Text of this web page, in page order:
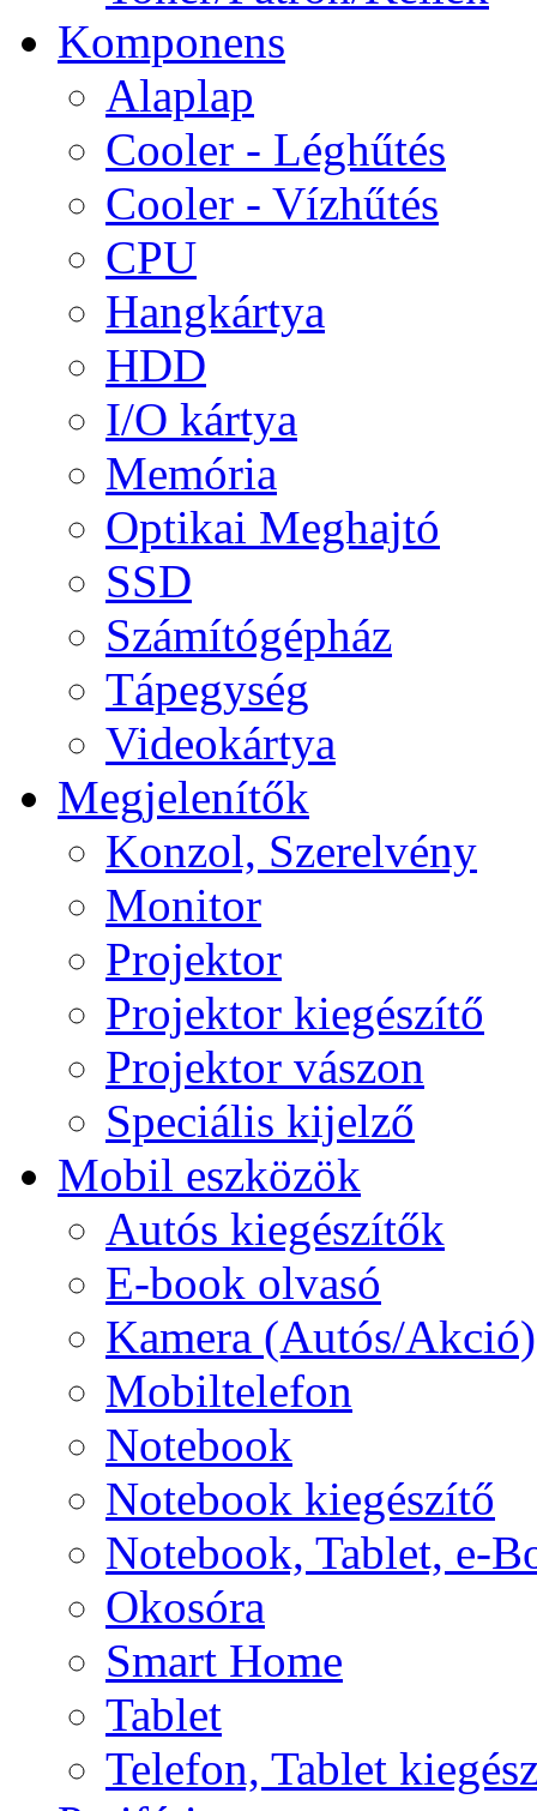
Komponens
Alaplap
Cooler - Léghűtés
Cooler - Vízhűtés
CPU
Hangkártya
HDD
I/O kártya
Memória
Optikai Meghajtó
SSD
Számítógépház
Tápegység
Videokártya
Megjelenítők
Konzol, Szerelvény
Monitor
Projektor
Projektor kiegészítő
Projektor vászon
Speciális kijelző
Mobil eszközök
Autós kiegészítők
E-book olvasó
Kamera (Autós/Akció)
Mobiltelefon
Notebook
Notebook kiegészítő
Notebook, Tablet, e-
Okosóra
Smart Home
Tablet
Telefon, Tablet